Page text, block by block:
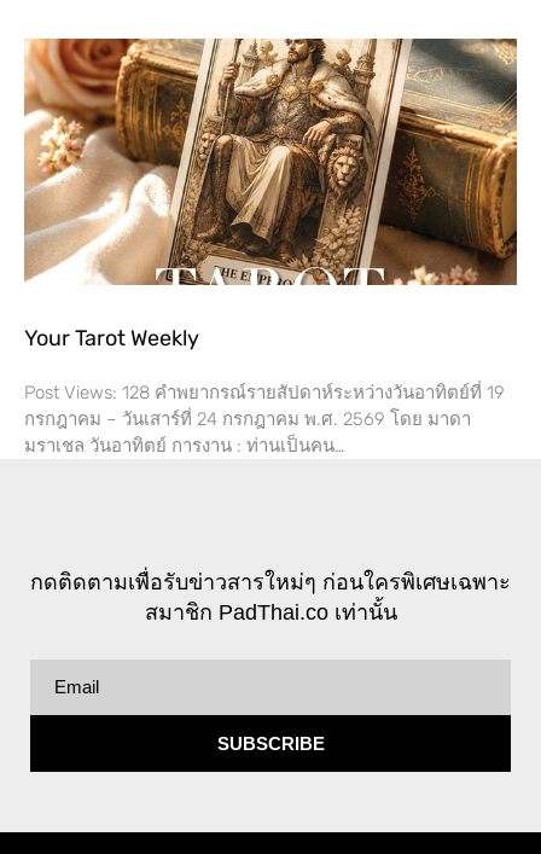
Your Tarot Weekly
Post Views: 128 คำพยากรณ์รายสัปดาห์ระหว่างวันอาทิตย์ที่ 19
กรกฎาคม – วันเสาร์ที่​ 24 กรกฎาคม พ.ศ. 2569 โดย​ มาดา
มราเชล วันอาทิตย์ การงาน​ : ท่านเป็นคน…
กดติดตามเพื่อรับข่าวสารใหม่ๆ ก่อนใครพิเศษเฉพาะ
สมาชิก PadThai.co เท่านั้น
SUBSCRIBE